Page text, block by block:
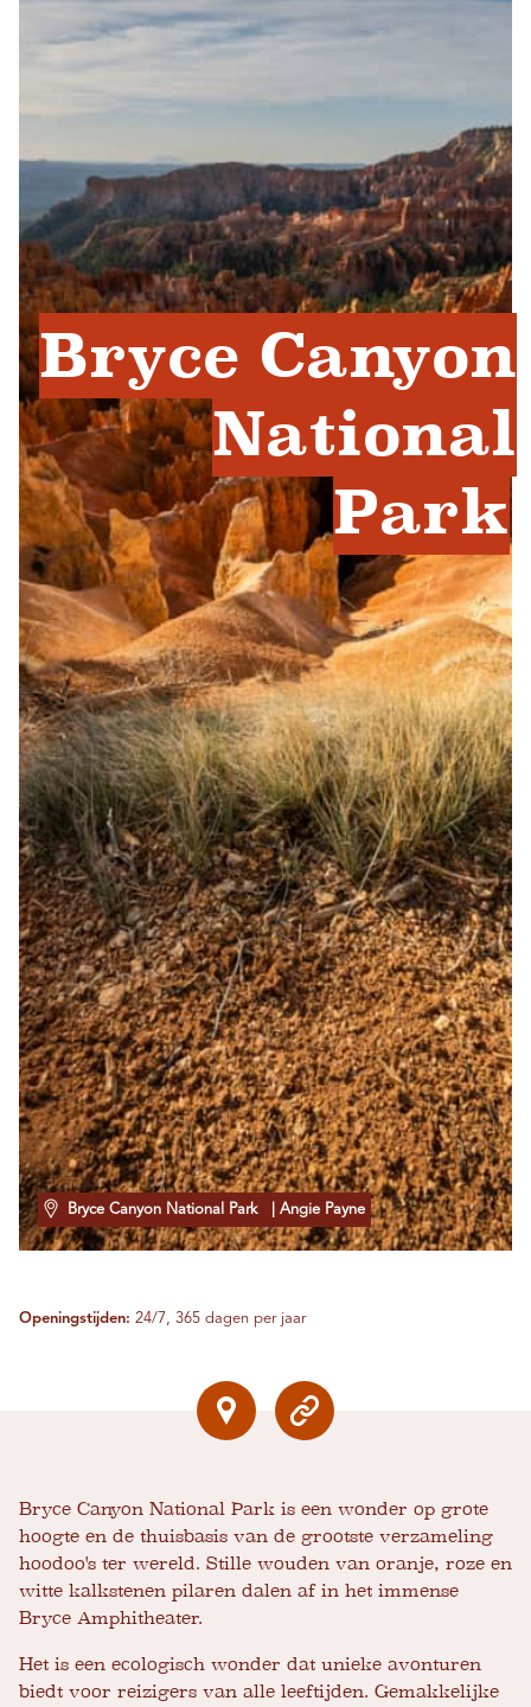
Bryce Canyon
National
Park
Bryce Canyon National Park | Angie Payne
Openingstijden: 24/7, 365 dagen per jaar
Bryce Canyon National Park is een wonder op grote
hoogte en de thuisbasis van de grootste verzameling
hoodoo's ter wereld. Stille wouden van oranje, roze en
witte kalkstenen pilaren dalen af ​​in het immense
Bryce Amphitheater.
Het is een ecologisch wonder dat unieke avonturen
biedt voor reizigers van alle leeftijden. Gemakkelijke